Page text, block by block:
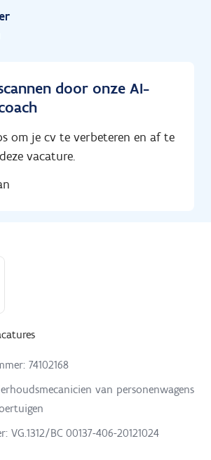
door onze AI-
om je cv te verbeteren en af te
vacature.
74102168
van personenwagens
VG.1312/BC 00137-406-20121024